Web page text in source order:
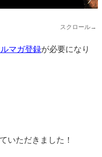
スクロール→
ルマガ登録が必要になり
いただきました！